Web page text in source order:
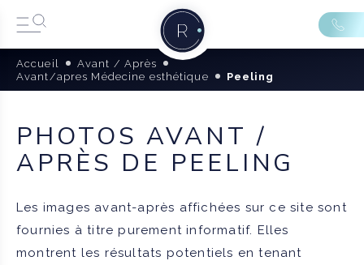
Accueil
Avant / Après
Avant/apres Médecine esthétique
Peeling
PHOTOS AVANT /
APRÈS DE PEELING
Les images avant-après affichées sur ce site sont
fournies à titre purement informatif. Elles
montrent les résultats potentiels en tenant